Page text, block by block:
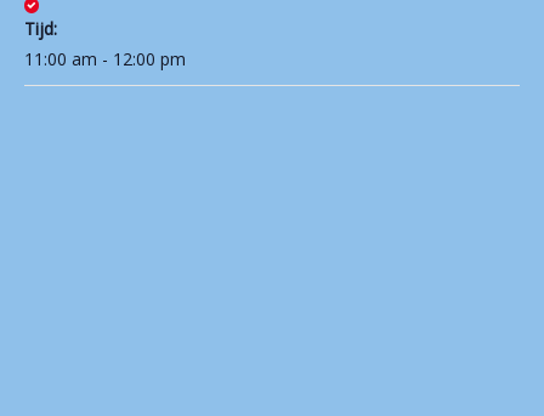
Tijd:
11:00 am - 12:00 pm